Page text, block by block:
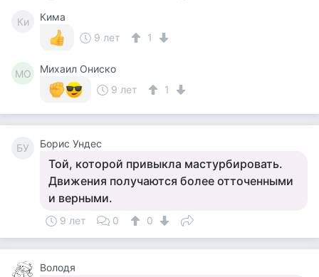
Ки
Кима
9 лет
1
МО
Михаил Ониско
9 лет
1
БУ Борис Ундес
Той, которой привыкла мастурбировать.
Движения получаются более отточенными
и верными.
9 лет 0 0
Володя